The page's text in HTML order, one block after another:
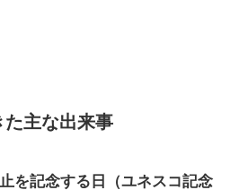
た主な出来事
を記念する日（ユネスコ記念